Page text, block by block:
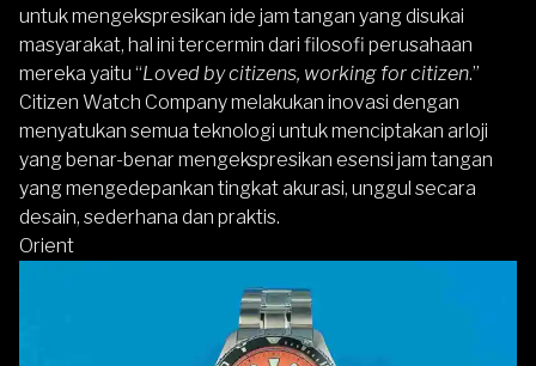
untuk mengekspresikan ide jam tangan yang disukai
masyarakat, hal ini tercermin dari filosofi perusahaan
mereka yaitu “Loved by citizens, working for citizen.”
Citizen Watch Company melakukan inovasi dengan
menyatukan semua teknologi untuk menciptakan arloji
yang benar-benar mengekspresikan esensi jam tangan
yang mengedepankan tingkat akurasi, unggul secara
desain, sederhana dan praktis.
Orient